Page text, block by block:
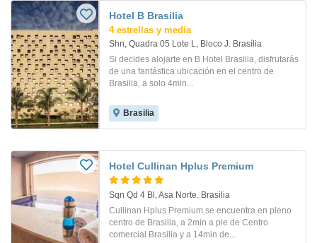
Hotel B Brasilia
4 estrellas y media
Shn, Quadra 05 Lote L, Bloco J. Brasília
Si decides alojarte en B Hotel Brasilia, disfrutarás
de una fantástica ubicación en el centro de
Brasilia, a solo 4min...
Brasilia
Hotel Cullinan Hplus Premium
Sqn Qd 4 Bl, Asa Norte. Brasilia
Cullinan Hplus Premium se encuentra en pleno
centro de Brasilia, a 2min a pie de Centro
comercial Brasilia y a 14min de...